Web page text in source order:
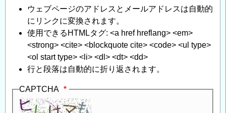
に
つ
い
て
へ
の
信
ウェブページのアドレスとメールアドレスは自動的
にリンクに変換されます。
使用できるHTMLタグ: <a href hreflang> <em>
<strong> <cite> <blockquote cite> <code> <ul type>
<ol start type> <li> <dl> <dt> <dd>
行と段落は自動的に折り返されます。
CAPTCHA